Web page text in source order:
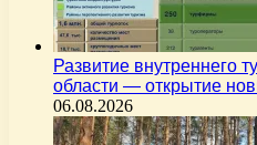
Развитие внутреннего
области — открытие
06.08.2026